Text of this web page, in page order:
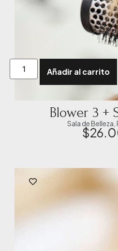
Añadir al carrito
Blower 3 +
Sala de Belleza
$